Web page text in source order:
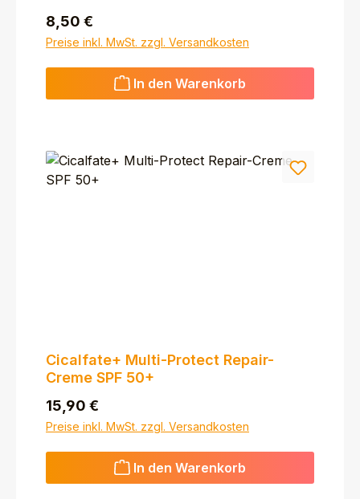
Regulärer Preis:
8,50 €
Preise inkl. MwSt. zzgl. Versandkosten
In den Warenkorb
Cicalfate+ Multi-Protect Repair-
Creme SPF 50+
Regulärer Preis:
15,90 €
Preise inkl. MwSt. zzgl. Versandkosten
In den Warenkorb